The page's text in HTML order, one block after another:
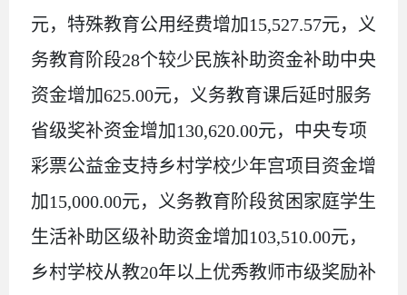
元，特殊教育公用经费增加15,527.57元，义
务教育阶段28个较少民族补助资金补助中央
资金增加625.00元，义务教育课后延时服务
省级奖补资金增加130,620.00元，中央专项
彩票公益金支持乡村学校少年宫项目资金增
加15,000.00元，义务教育阶段贫困家庭学生
生活补助区级补助资金增加103,510.00元，
乡村学校从教20年以上优秀教师市级奖励补